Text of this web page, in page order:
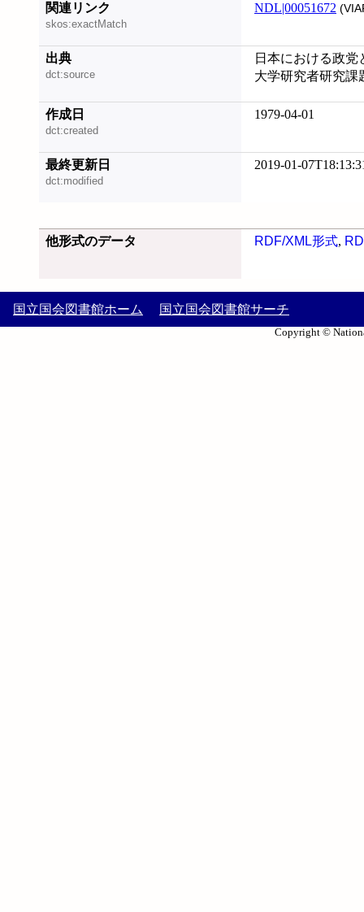
関連リンク
skos:exactMatch
NDL|00051672
出典
dct:source
日本における政党
大学研究者研究課
作成日
dct:created
1979-04-01
最終更新日
dct:modified
2019-01-
他形式のデータ RDF/XML形式,
国立国会図書館ホーム 国立国会図書館サーチ
Copyright ©